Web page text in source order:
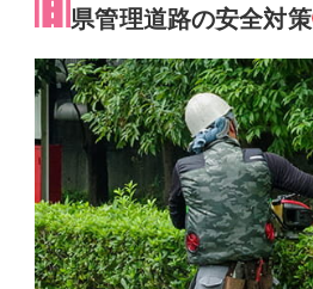
県管理道路の安全対策